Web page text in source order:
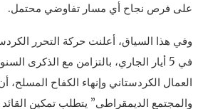
على فرص نجاح أي مسار تفاوضي محتمل.
وفي هذا السياق، أعلنت حركة التحرر
في 5 أيار الجاري، بالتزامن مع الذكرى
العمال الكردستاني وإنهاء الكفاح المسلح،
والمجتمع الديمقراطي” يتطلب تمكين القائد